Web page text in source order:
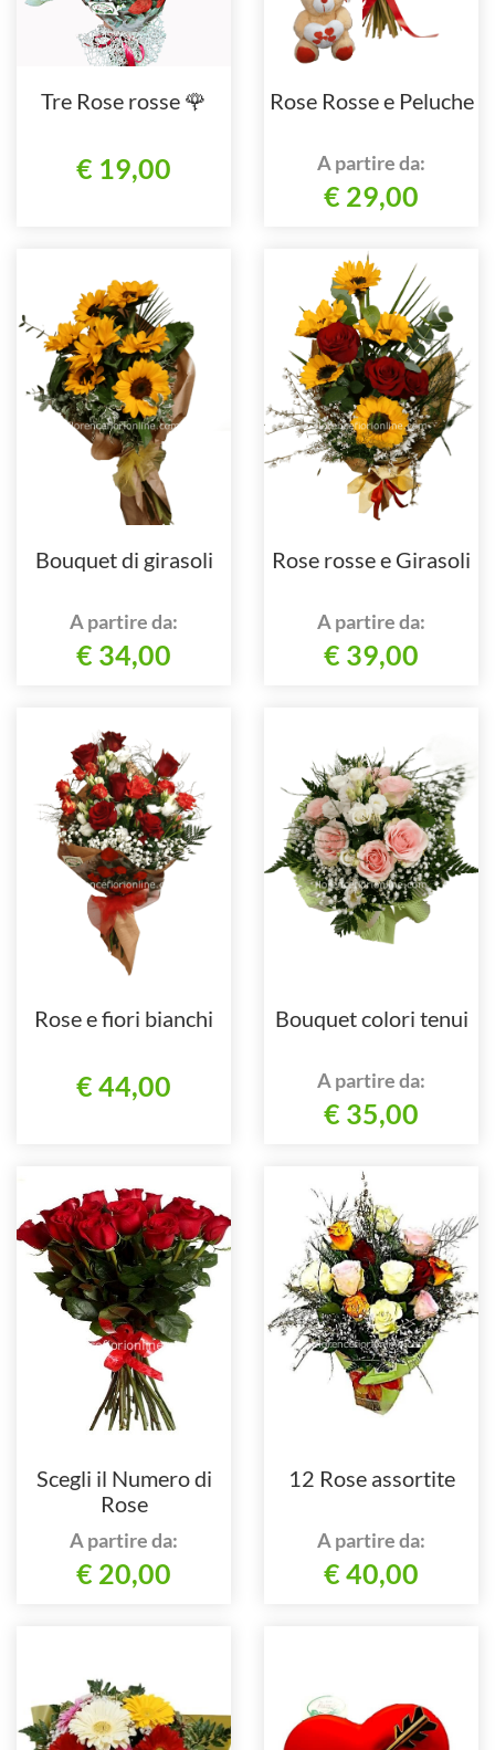
Tre Rose rosse 🌹
€ 19,00
Rose Rosse e Peluche
A partire da:
€ 29,00
Bouquet di girasoli
A partire da:
€ 34,00
Rose rosse e Girasoli
A partire da:
€ 39,00
Rose e fiori bianchi
€ 44,00
Bouquet colori tenui
A partire da:
€ 35,00
Scegli il Numero di
Rose
A partire da:
€ 20,00
12 Rose assortite
A partire da:
€ 40,00